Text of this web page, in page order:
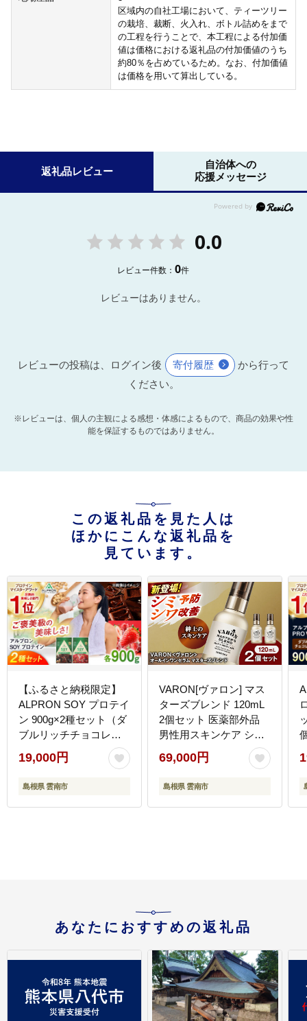
区域内の自社工場において、ティーツリー
の栽培、裁断、火入れ、ボトル詰めをまで
の工程を行うことで、本工程による付加価
値は価格における返礼品の付加価値のうち
約80％を占めているため。なお、付加価値
は価格を用いて算出している。
返礼品レビュー
自治体への
応援メッセージ
0.0
レビュー件数：0件
レビューはありません。
レビューの投稿は、ログイン後 寄付履歴
から行って
ください。
※レビューは、個人の主観による感想・体感によるもので、商品の効果や性
能を保証するものではありません。
この返礼品を見た人は
ほかにこんな返礼品を
見ています。
【ふるさと納税限定】
ALPRON SOY プロテイ
ン 900g×2種セット（ダ
ブルリッチチョコレー
ト風味・ストロベリー
風味）ソイ 筋トレ 健康
セット 島根県雲南市/株
[AIAL118]
19,000円
島根県 雲南市
VARON[ヴァロン] マス
ターズブレンド 120mL
2個セット 医薬部外品
男性用スキンケア シミ
予防(※)・シワ改善オー
ルインワンセラム 島根
県雲南市/サントリーウ
[AIDJ011]
69,000円
島根県 雲南市
あなたにおすすめの返礼品